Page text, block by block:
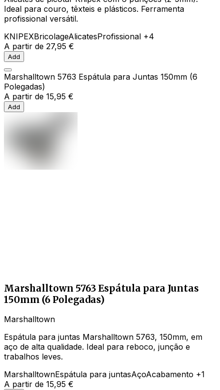
Ideal para couro, têxteis e plásticos. Ferramenta
profissional versátil.
KNIPEXBricolageAlicatesProfissional +4
A partir de 27,95 €
Add
Marshalltown 5763 Espátula para Juntas 150mm (6
Polegadas)
A partir de 15,95 €
Add
Marshalltown 5763 Espátula para Juntas
150mm (6 Polegadas)
Marshalltown
Espátula para juntas Marshalltown 5763, 150mm, em
aço de alta qualidade. Ideal para reboco, junção e
trabalhos leves.
MarshalltownEspátula para juntasAçoAcabamento +1
A partir de 15,95 €